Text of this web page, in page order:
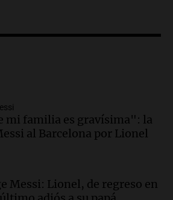
accidente en Mendoza:
un puente
en Mendoza: un muerto
tras caer dos autos desde
llegará esta noche a
acompañar a su familia
mi familia es gravísima": la
al Barcelona por Lionel
Messi: Lionel, de regreso en